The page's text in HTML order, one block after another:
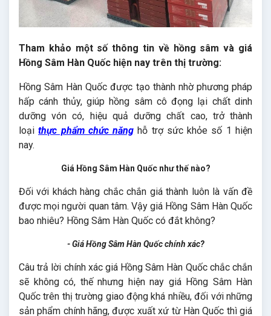
Tham khảo một số thông tin về hồng sâm và giá
Hồng Sâm Hàn Quốc hiện nay trên thị trường:
Hồng Sâm Hàn Quốc được tạo thành nhờ phương pháp
hấp cánh thủy, giúp hồng sâm cô đọng lại chất dinh
dưỡng vón có, hiệu quả dưỡng chất cao, trở thành
loạithực phẩm chức năng hỗ trợ sức khỏe số 1 hiện
nay.
Giá Hồng Sâm Hàn Quốc như thế nào?
Đối với khách hàng chắc chắn giá thành luôn là vấn đề
được mọi người quan tâm. Vậy giá Hồng Sâm Hàn Quốc
bao nhiêu? Hồng Sâm Hàn Quốc có đắt không?
- Giá Hồng Sâm Hàn Quốc chính xác?
Câu trả lời chính xác giá Hồng Sâm Hàn Quốc chắc chắn
sẽ không có, thế nhưng hiện nay giá Hồng Sâm Hàn
Quốc trên thị trường giao động khá nhiều, đối với những
sản phẩm chính hãng, được xuất xứ từ Hàn Quốc thì giá